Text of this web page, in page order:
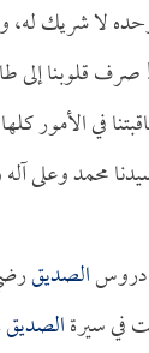
وحده لا شريك
قلوبنا إلى
في الأمور
محمد وعلى
دروسالصديق
في سيرةالصديق